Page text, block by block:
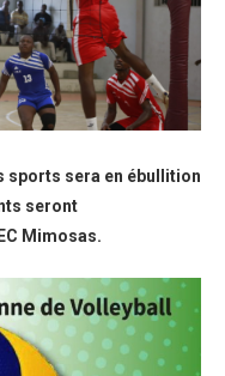
sports sera en ébullition
seront
Mimosas.